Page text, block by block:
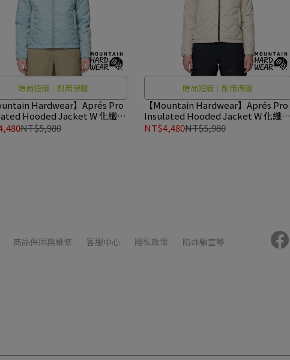
時尚短版｜耐用保暖
Hardwear】Aprés Pro
Hooded Jacket W 化纖連
女款 冰影灰 #2131811
NT$5,980
時尚短版｜耐用保暖
【Mountain Hardwear】Aprés Pro
Insulated Hooded Jacket W 化纖連
帽外套 女款 化石 #2131811
NT$4,480NT$5,980
商品保固與維修 客服中心 隱私政策 防詐騙宣導